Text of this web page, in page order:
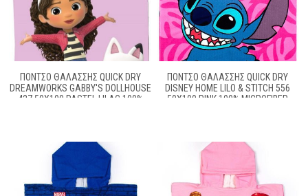
ΠΌΝΤΣΟ ΘΑΛΆΣΣΗΣ QUICK DRY
DREAMWORKS GABBY'S DOLLHOUSE
427 50X100 PASTEL LILAC 100%
ΠΌΝΤΣΟ ΘΑΛΆΣΣΗΣ QUICK DRY
DISNEY HOME LILO & STITCH 556
50X100 PINK 100% MICROFIBER